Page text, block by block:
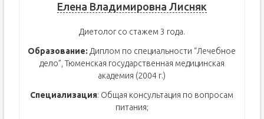
Елена Владимировна Лисняк
Диетолог со стажем 3 года.
Образование: Диплом по специальности “Лечебное
дело”, Тюменская государственная медицинская
академия (2004 г.)
Специализация: Общая консультация по вопросам
питания;